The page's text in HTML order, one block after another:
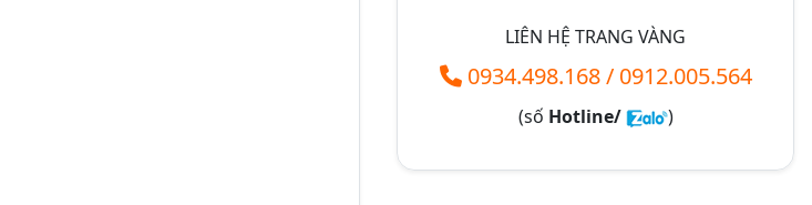
LIÊN HỆ TRANG VÀNG
0934.498.168/ 0912.005.564
(số Hotline/ )